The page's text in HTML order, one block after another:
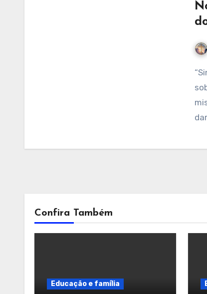
“Sinto que vou entrar em repouso…Mas sinto,
Confira Também
Educação e família